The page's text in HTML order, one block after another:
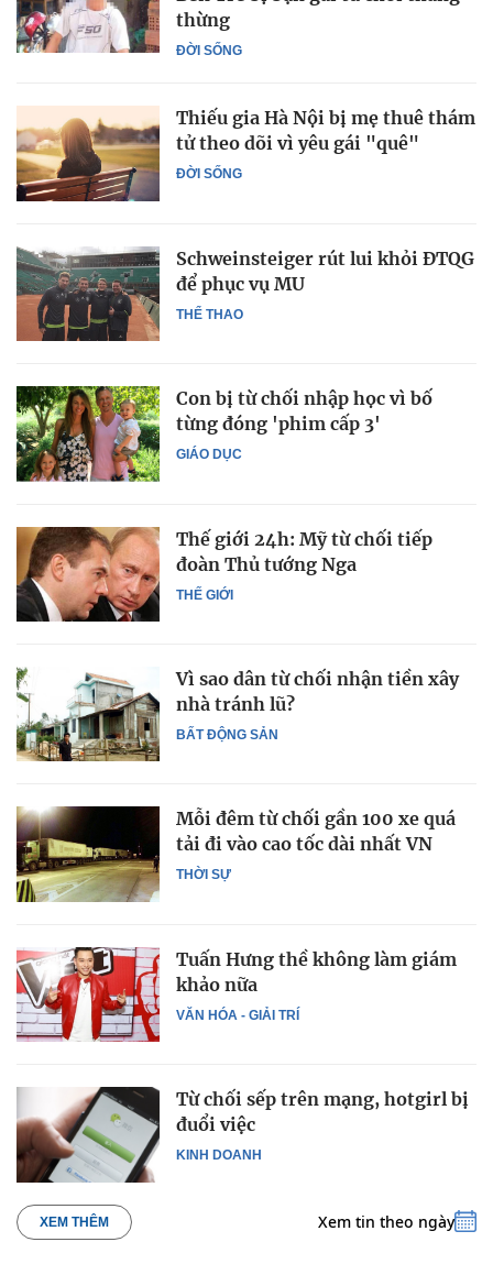
ĐỜI SỐNG
thừng
ĐỜI SỐNG
Thiếu gia Hà Nội bị mẹ thuê thám
tử theo dõi vì yêu gái "quê"
THỂ THAO
Schweinsteiger rút lui khỏi ĐTQG
để phục vụ MU
GIÁO DỤC
Con bị từ chối nhập học vì bố
từng đóng 'phim cấp 3'
THẾ GIỚI
Thế giới 24h: Mỹ từ chối tiếp
đoàn Thủ tướng Nga
BẤT ĐỘNG SẢN
Vì sao dân từ chối nhận tiền xây
nhà tránh lũ?
THỜI SỰ
Mỗi đêm từ chối gần 100 xe quá
tải đi vào cao tốc dài nhất VN
VĂN HÓA - GIẢI TRÍ
Tuấn Hưng thề không làm giám
khảo nữa
KINH DOANH
Từ chối sếp trên mạng, hotgirl bị
đuổi việc
XEM THÊM Xem tin theo ngày